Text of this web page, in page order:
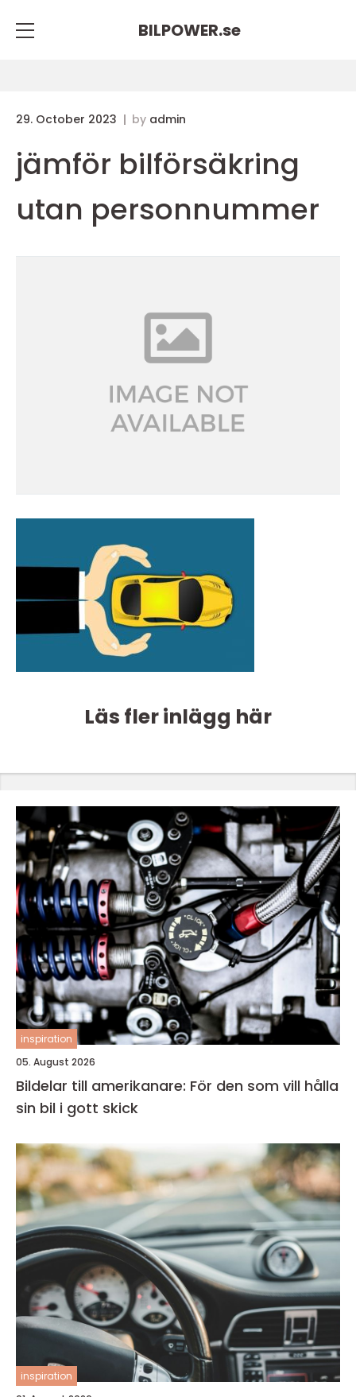
BILPOWER.se
29. October 2023 by admin
jämför bilförsäkring
utan personnummer
Läs fler inlägg här
inspiration
05. August 2026
Bildelar till amerikanare: För den som vill hålla
sin bil i gott skick
inspiration